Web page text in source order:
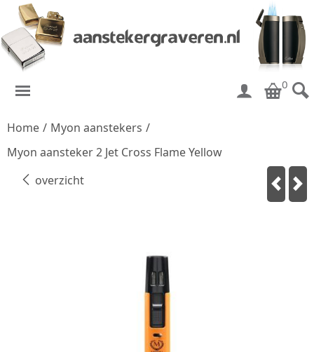
0
Home / Myon aanstekers /
Myon aansteker 2 Jet Cross Flame Yellow
overzicht